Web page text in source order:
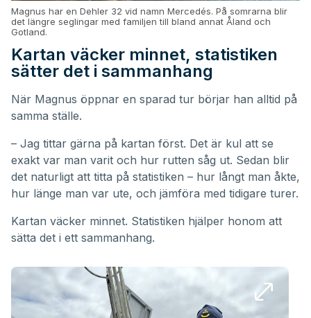
Magnus har en Dehler 32 vid namn Mercedés. På somrarna blir
det längre seglingar med familjen till bland annat Åland och
Gotland.
Kartan väcker minnet, statistiken
sätter det i sammanhang
När Magnus öppnar en sparad tur börjar han alltid på
samma ställe.
– Jag tittar gärna på kartan först. Det är kul att se
exakt var man varit och hur rutten såg ut. Sedan blir
det naturligt att titta på statistiken – hur långt man åkte,
hur länge man var ute, och jämföra med tidigare turer.
Kartan väcker minnet. Statistiken hjälper honom att
sätta det i ett sammanhang.